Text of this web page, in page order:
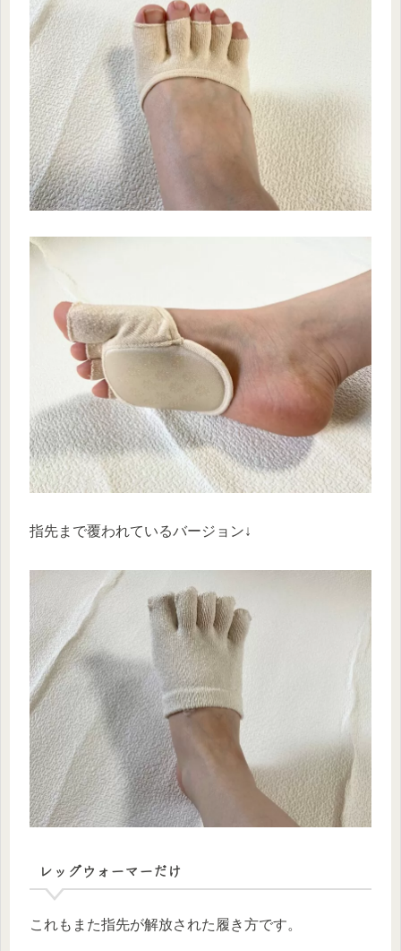
指先まで覆われているバージョン↓
レッグウォーマーだけ
これもまた指先が解放された履き方です。